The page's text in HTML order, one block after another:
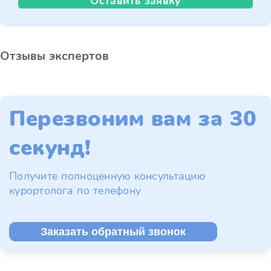
Отзывы экспертов
Перезвоним вам за 30
секунд!
Получите полноценную консультацию
курортолога по телефону
Заказать обратный звонок